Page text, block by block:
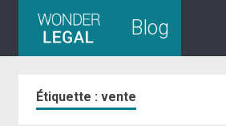
Blog
Étiquette : vente